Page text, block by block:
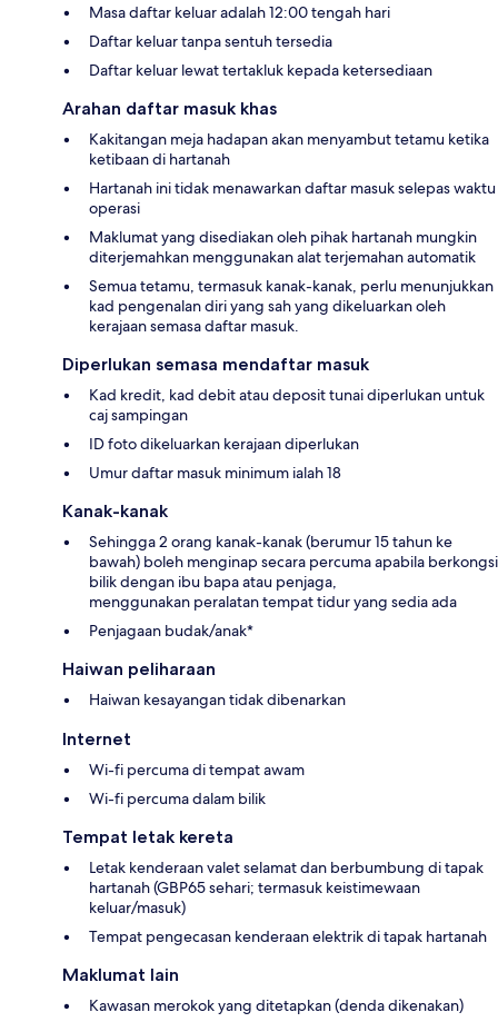
Masa daftar keluar adalah 12:00 tengah hari
Daftar keluar tanpa sentuh tersedia
Daftar keluar lewat tertakluk kepada ketersediaan
Arahan daftar masuk khas
Kakitangan meja hadapan akan menyambut tetamu ketika
ketibaan di hartanah
Hartanah ini tidak menawarkan daftar masuk selepas waktu
operasi
Maklumat yang disediakan oleh pihak hartanah mungkin
diterjemahkan menggunakan alat terjemahan automatik
Semua tetamu, termasuk kanak-kanak, perlu menunjukkan
kad pengenalan diri yang sah yang dikeluarkan oleh
kerajaan semasa daftar masuk.
Diperlukan semasa mendaftar masuk
Kad kredit, kad debit atau deposit tunai diperlukan untuk
caj sampingan
ID foto dikeluarkan kerajaan diperlukan
Umur daftar masuk minimum ialah 18
Kanak-kanak
Sehingga 2 orang kanak-kanak (berumur 15 tahun ke
bawah) boleh menginap secara percuma apabila berkongsi
bilik dengan ibu bapa atau penjaga,
menggunakan peralatan tempat tidur yang sedia ada
Penjagaan budak/anak*
Haiwan peliharaan
Haiwan kesayangan tidak dibenarkan
Internet
Wi-fi percuma di tempat awam
Wi-fi percuma dalam bilik
Tempat letak kereta
Letak kenderaan valet selamat dan berbumbung di tapak
hartanah (GBP65 sehari; termasuk keistimewaan
keluar/masuk)
Tempat pengecasan kenderaan elektrik di tapak hartanah
Maklumat lain
Kawasan merokok yang ditetapkan (denda dikenakan)